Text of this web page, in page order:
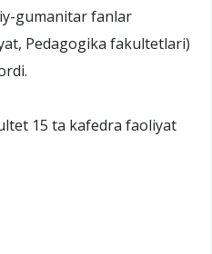
gumanitar fanlar
Pedagogika fakultetlari)
15 ta kafedra faoliyat